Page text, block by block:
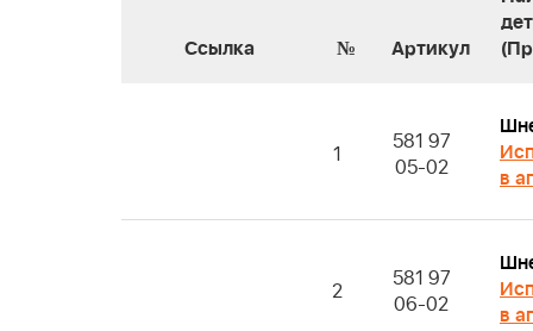
Ссылка № Артикул
1
581 97
05-02
в
2
581 97
06-02
в